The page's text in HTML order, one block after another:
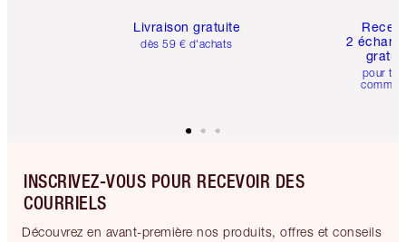
Livraison gratuite
dès 59 € d'achats
2
pour
INSCRIVEZ-VOUS POUR RECEVOIR DES
COURRIELS
Découvrez en avant-première nos produits, offres et conseils